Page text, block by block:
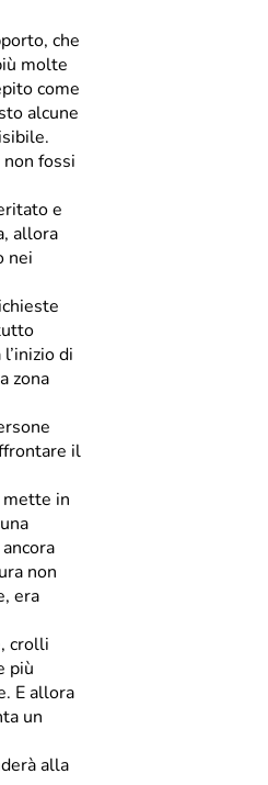
che
molte
come
alcune
fossi
e
allora
nei
di
zona
il
mette in
non
era
crolli
più
E allora
un
alla